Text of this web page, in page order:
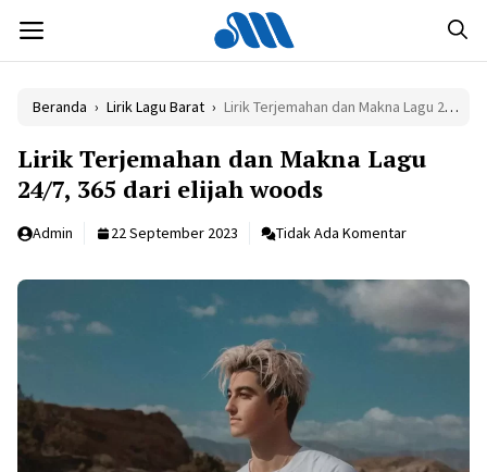
isi
MENU
Beranda › Lirik Lagu Barat › Lirik Terjemahan dan Makna Lagu 24/7, 365 dari elijah woods
Lirik Terjemahan dan Makna Lagu
24/7, 365 dari elijah woods
Admin 22 September 2023 Tidak Ada Komentar